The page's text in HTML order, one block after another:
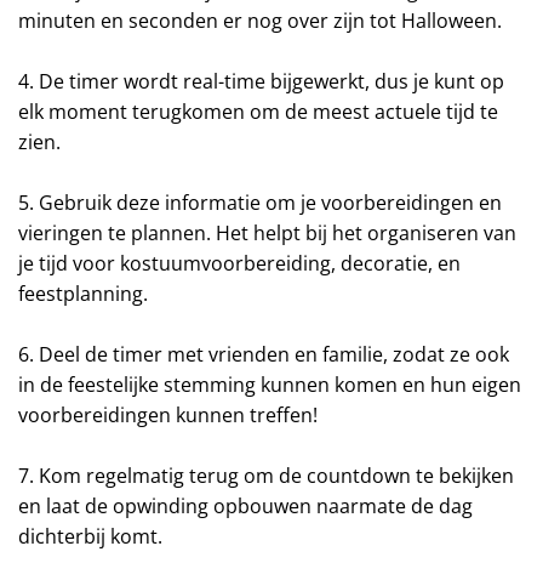
minuten en seconden er nog over zijn tot Halloween.
4. De timer wordt real-time bijgewerkt, dus je kunt op
elk moment terugkomen om de meest actuele tijd te
zien.
5. Gebruik deze informatie om je voorbereidingen en
vieringen te plannen. Het helpt bij het organiseren van
je tijd voor kostuumvoorbereiding, decoratie, en
feestplanning.
6. Deel de timer met vrienden en familie, zodat ze ook
in de feestelijke stemming kunnen komen en hun eigen
voorbereidingen kunnen treffen!
7. Kom regelmatig terug om de countdown te bekijken
en laat de opwinding opbouwen naarmate de dag
dichterbij komt.